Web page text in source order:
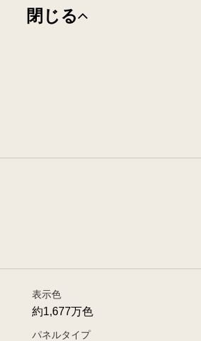
閉じる
表示色
約1,677万色
パネルタイプ